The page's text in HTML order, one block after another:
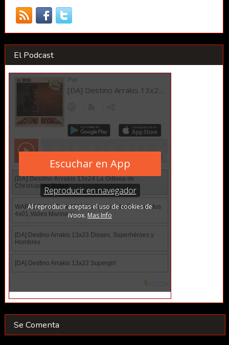
El Podcast
Se Comenta